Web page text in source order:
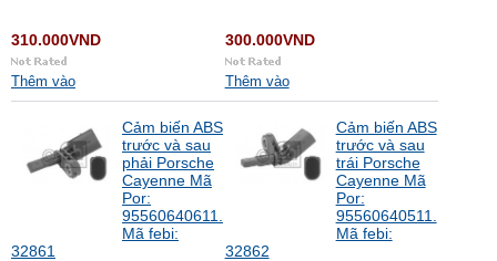
310.000VND
Thêm vào
300.000VND
Thêm vào
Cảm biến ABS
trước và sau
phải Porsche
Cayenne Mã
Por:
95560640611.
Mã febi:
32861
Cảm biến ABS
trước và sau
trái Porsche
Cayenne Mã
Por:
95560640511.
Mã febi:
32862